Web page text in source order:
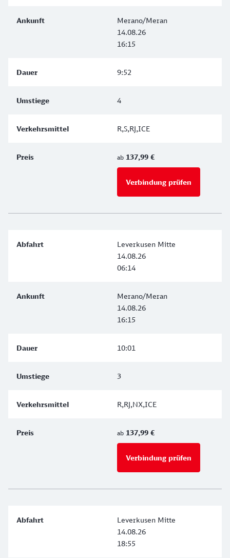
Merano/Meran
14.08.26
16:15
9:52
4
R,S,RJ,ICE
ab 137,99 €
Verbindung prüfen
Leverkusen Mitte
14.08.26
06:14
Merano/Meran
14.08.26
16:15
10:01
3
R,RJ,NX,ICE
ab 137,99 €
Verbindung prüfen
Leverkusen Mitte
14.08.26
18:55